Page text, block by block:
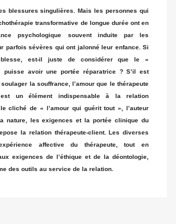
blessures singulières. Mais les personnes qui
transformative de longue durée ont en
psychologique souvent induite par les
parfois sévères qui ont jalonné leur enfance. Si
blesse, est-il juste de considérer que le «
puisse avoir une portée réparatrice ? S’il est
la souffrance, l’amour que le thérapeute
un élément indispensable à la relation
cliché de « l’amour qui guérit tout », l’auteur
nature, les exigences et la portée clinique du
la relation thérapeute-client. Les diverses
affective du thérapeute, tout en
exigences de l’éthique et de la déontologie,
des outils au service de la relation.